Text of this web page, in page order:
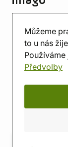
Můžeme
to u nás
Předvolby
Prodejna
Herna
O nás
Hodnocení